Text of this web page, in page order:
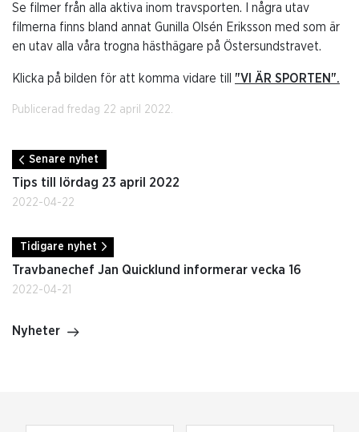
Se filmer från alla aktiva inom travsporten. I några utav
filmerna finns bland annat Gunilla Olsén Eriksson med som är
en utav alla våra trogna hästhägare på Östersundstravet.
Klicka på bilden för att komma vidare till "VI ÄR SPORTEN".
Publicerad fredag 22 april 2022.
Senare nyhet
Tips till lördag 23 april 2022
2022-04-22
Tidigare nyhet
Travbanechef Jan Quicklund informerar vecka 16
2022-04-21
Nyheter